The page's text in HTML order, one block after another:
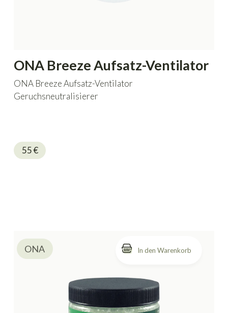
ONA Breeze Aufsatz-Ventilator
ONA Breeze Aufsatz-Ventilator
Geruchsneutralisierer
55€
ONA